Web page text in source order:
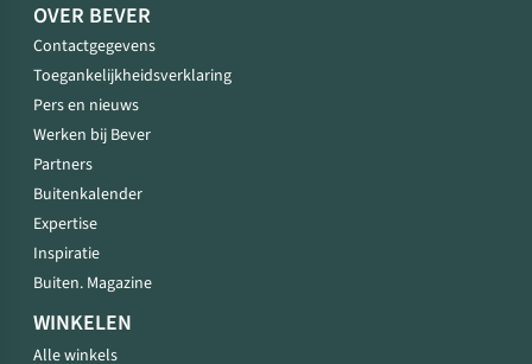
OVER BEVER
Contactgegevens
Toegankelijkheidsverklaring
Pers en nieuws
Werken bij Bever
Partners
Buitenkalender
Expertise
Inspiratie
Buiten. Magazine
WINKELEN
Alle winkels